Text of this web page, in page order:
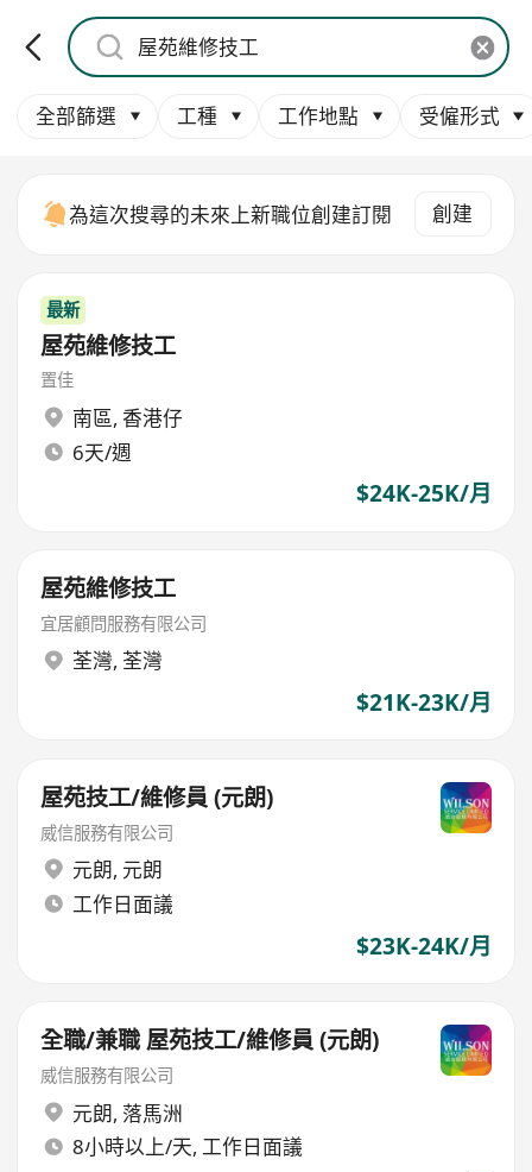
全部篩選 工種 工作地點 受僱形式
為這次搜尋的未來上新職位創建訂閱 創建
最新
屋苑維修技工
置佳
南區, 香港仔
6天/週
$24K-25K/月
屋苑維修技工
宜居顧問服務有限公司
荃灣, 荃灣
$21K-23K/月
屋苑技工/維修員 (元朗)
威信服務有限公司
元朗, 元朗
工作日面議
$23K-24K/月
全職/兼職 屋苑技工/維修員 (元朗)
威信服務有限公司
元朗, 落馬洲
8小時以上/天, 工作日面議